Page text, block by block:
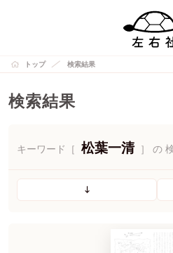
トップ 検索結果
検索結果
キーワード［ 松葉一清 ］ の